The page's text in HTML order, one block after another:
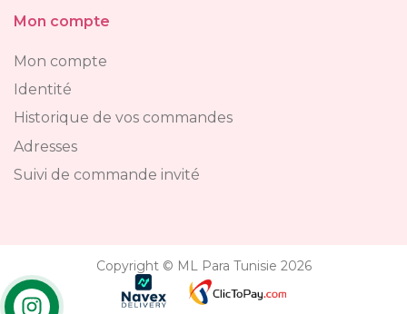
Mon compte
Mon compte
Identité
Historique de vos commandes
Adresses
Suivi de commande invité
Copyright © ML Para Tunisie 2026